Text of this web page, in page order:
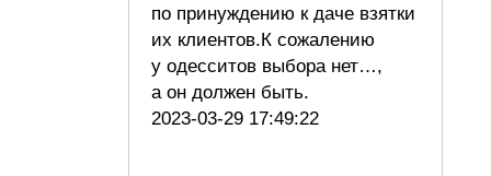
по принуждению к даче взятки
их клиентов.К сожалению
у одесситов выбора нет…,
а он должен быть.
2023-03-29 17:49:22